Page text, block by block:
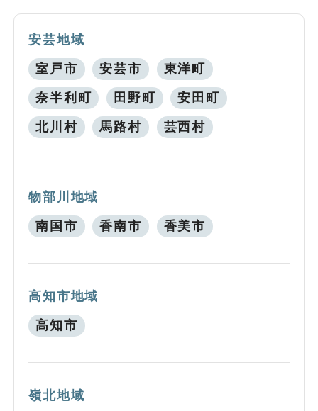
安芸地域
室戸市 安芸市 東洋町
奈半利町 田野町 安田町
北川村 馬路村 芸西村
物部川地域
南国市 香南市 香美市
高知市地域
高知市
嶺北地域